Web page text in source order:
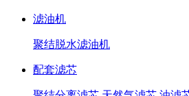
滤油机
聚结脱水滤油机
配套滤芯